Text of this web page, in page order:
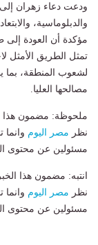
ودعت دعاء زهران
والدبلوماسية،
مؤكدة أن العودة إلى
تمثل الطريق الأمثل
لشعوب المنطقة،
مصالحها العليا.
ملحوظة: مضمون هذا
نظر مصر اليوم
مسئولين عن محتوى
انتبه: مضمون هذا
نظر مصر اليوم
مسئولين عن محتوى